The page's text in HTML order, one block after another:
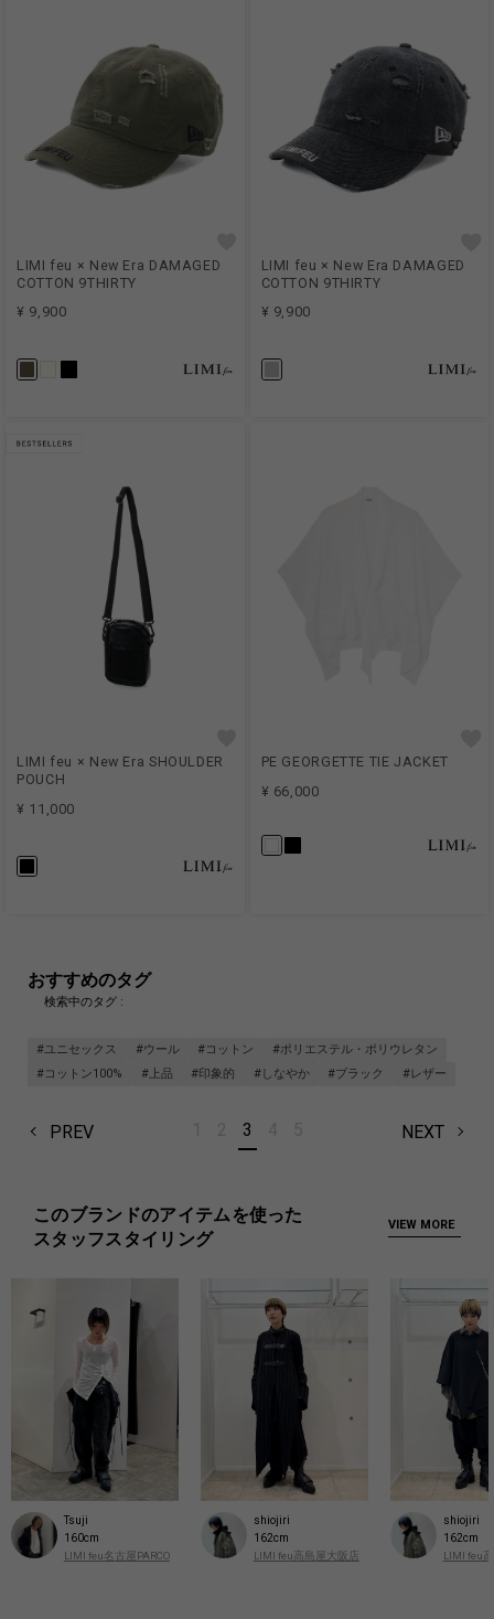
LIMI feu × New Era DAMAGED
COTTON 9THIRTY
¥ 9,900
LIMI feu × New Era DAMAGED
COTTON 9THIRTY
¥ 9,900
LIMI feu × New Era SHOULDER
POUCH
¥ 11,000
PE GEORGETTE TIE JACKET
¥ 66,000
おすすめのタグ
検索中のタグ :
#ユニセックス #ウール #コットン
#ポリエステル・ポリウレタン
#コットン100%
#上品 #印象的 #しなやか #ブラック #レザー
PREV 3 NEXT
このブランドのアイテムを使った
スタッフスタイリング
VIEW MORE
Tsuji
160cm
LIMI feu名古屋PARCO
shiojiri
162cm
LIMI feu高島屋大阪店
shiojiri
162cm
LIMI feu